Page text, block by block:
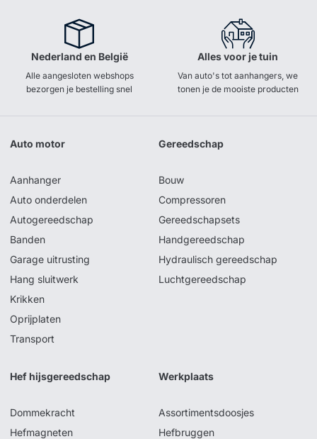
Nederland en België
Alle aangesloten webshops
bezorgen je bestelling snel
Alles voor je tuin
Van auto's tot aanhangers, we
tonen je de mooiste producten
Auto motor
Aanhanger
Auto onderdelen
Autogereedschap
Banden
Garage uitrusting
Hang sluitwerk
Krikken
Oprijplaten
Transport
Gereedschap
Bouw
Compressoren
Gereedschapsets
Handgereedschap
Hydraulisch gereedschap
Luchtgereedschap
Hef hijsgereedschap
Dommekracht
Hefmagneten
Werkplaats
Assortimentsdoosjes
Hefbruggen